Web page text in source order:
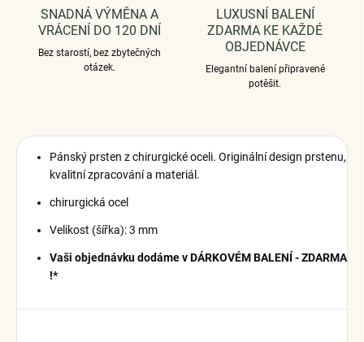
SNADNÁ VÝMĚNA A
VRÁCENÍ DO 120 DNÍ
Bez starostí, bez zbytečných
otázek.
LUXUSNÍ BALENÍ
ZDARMA KE KAŽDÉ
OBJEDNÁVCE
Elegantní balení připravené
potěšit.
Pánský prsten z chirurgické oceli. Originální design prstenu,
kvalitní zpracování a materiál.
chirurgická ocel
Velikost (šířka): 3 mm
Vaši objednávku dodáme v DÁRKOVÉM BALENÍ - ZDARMA
!*